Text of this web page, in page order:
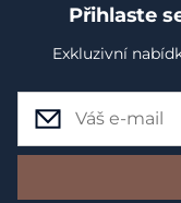
Přihlaste
Exkluzivní